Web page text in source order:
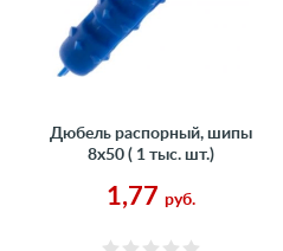
Дюбель распорный, шипы
8х50 ( 1 тыс. шт.)
1,77 руб.